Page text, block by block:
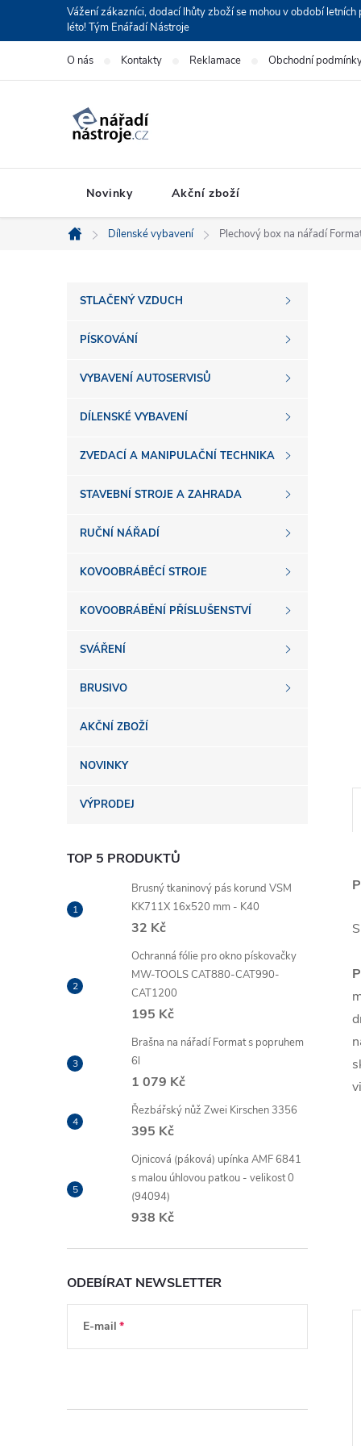
Vážení zákazníci, dodací lhůty zboží se mohou v období
léto! Tým Enářadí Nástroje
O nás Kontakty Reklamace Obchodní
Novinky Akční zboží
Domů
Dílenské vybavení Plechový box na nářadí
P
o
s
a
n
n
p
a
n
STLAČENÝ VZDUCH
PÍSKOVÁNÍ
VYBAVENÍ AUTOSERVISŮ
DÍLENSKÉ VYBAVENÍ
ZVEDACÍ A MANIPULAČNÍ TECHNIKA
STAVEBNÍ STROJE A ZAHRADA
RUČNÍ NÁŘADÍ
KOVOOBRÁBĚCÍ STROJE
KOVOOBRÁBĚNÍ PŘÍSLUŠENSTVÍ
SVÁŘENÍ
BRUSIVO
AKČNÍ ZBOŽÍ
NOVINKY
VÝPRODEJ
TOP 5 PRODUKTŮ
Brusný tkaninový pás korund VSM
KK711X 16x520 mm - K40
32 Kč
Ochranná fólie pro okno pískovačky
MW-TOOLS CAT880-CAT990-
CAT1200
195 Kč
Brašna na nářadí Format s popruhem
6l
1 079 Kč
Řezbářský nůž Zwei Kirschen 3356
395 Kč
Ojnicová (páková) upínka AMF 6841
s malou úhlovou patkou - velikost 0
(94094)
938 Kč
ODEBÍRAT NEWSLETTER
E-mail
ZDARMA